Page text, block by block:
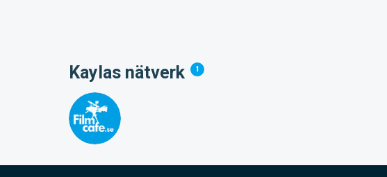
Kaylas nätverk 1